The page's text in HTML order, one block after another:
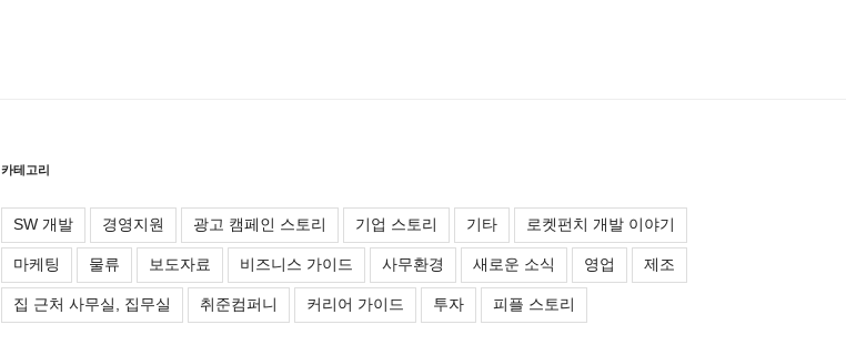
카테고리
SW 개발 경영지원 광고 캠페인 스토리 기업 스토리 기타 로켓펀치 개발 이야기
마케팅 물류 보도자료 비즈니스 가이드 사무환경 새로운 소식 영업 제조
집 근처 사무실, 집무실 취준컴퍼니 커리어 가이드 투자 피플 스토리